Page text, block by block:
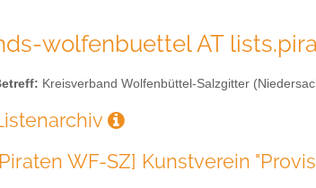
wolfenbuettel AT
Kreisverband Wolfenbüttel-Salzgitter
WF-SZ] Kunstverein